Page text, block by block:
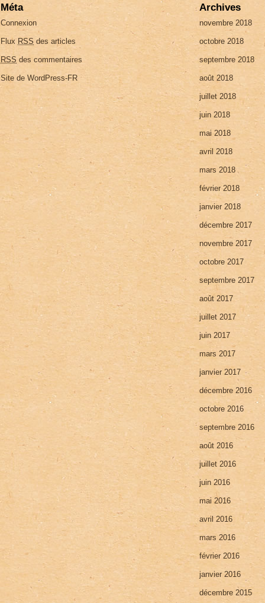
Méta
Connexion
Flux RSS des articles
RSS des commentaires
Site de WordPress-FR
Archives
novembre 2018
octobre 2018
septembre 2018
août 2018
juillet 2018
juin 2018
mai 2018
avril 2018
mars 2018
février 2018
janvier 2018
décembre 2017
novembre 2017
octobre 2017
septembre 2017
août 2017
juillet 2017
juin 2017
mars 2017
janvier 2017
décembre 2016
octobre 2016
septembre 2016
août 2016
juillet 2016
juin 2016
mai 2016
avril 2016
mars 2016
février 2016
janvier 2016
décembre 2015